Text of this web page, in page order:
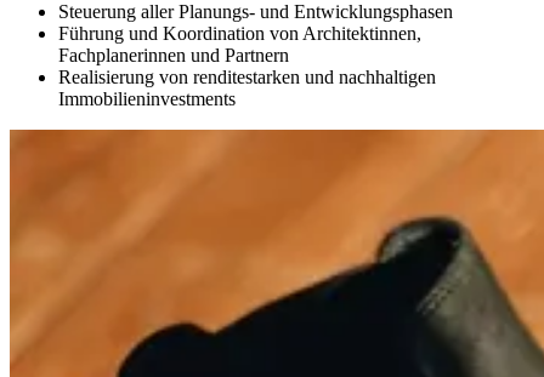
Steuerung aller Planungs- und Entwicklungsphasen
Führung und Koordination von Architektinnen,
Fachplanerinnen und Partnern
Realisierung von renditestarken und nachhaltigen
Immobilieninvestments